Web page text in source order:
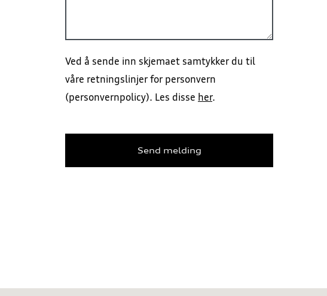
Ved å sende inn skjemaet samtykker du til
våre retningslinjer for personvern
(personvernpolicy). Les disse her.
Send melding